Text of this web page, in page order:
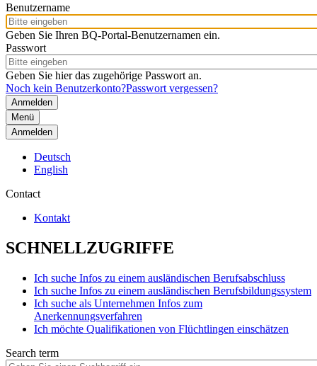
Benutzername
Geben Sie Ihren BQ-Portal-Benutzernamen ein.
Passwort
Geben Sie hier das zugehörige Passwort an.
Noch kein Benutzerkonto?Passwort vergessen?
Menü
Anmelden
Deutsch
English
Contact
Kontakt
SCHNELLZUGRIFFE
Ich suche Infos zu einem ausländischen Berufsabschluss
Ich suche Infos zu einem ausländischen Berufsbildungssystem
Ich suche als Unternehmen Infos zum
Anerkennungsverfahren
Ich möchte Qualifikationen von Flüchtlingen einschätzen
Search term